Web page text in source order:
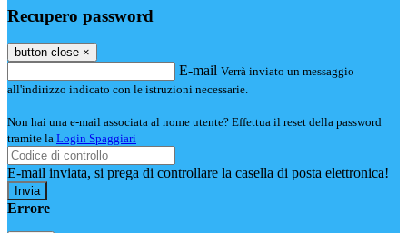
Recupero password
button close ×
E-mail Verrà inviato un messaggio
all'indirizzo indicato con le istruzioni necessarie.
Non hai una e-mail associata al nome utente? Effettua il reset della password
tramite la Login Spaggiari
E-mail inviata, si prega di controllare la casella di posta elettronica!
Errore